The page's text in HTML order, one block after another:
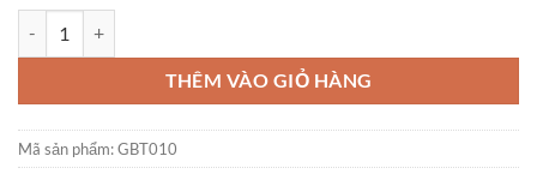
THÊM VÀO GIỎ HÀNG
Mã sản phẩm:GBT010